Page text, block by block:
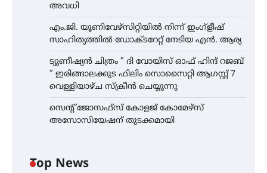
അവധി
എം.ജി. യൂണിവേഴ്‌സിറ്റിയിൽ നിന്ന് ഇംഗ്ളീഷ്
സാഹിത്യത്തിൽ ഡോക്ടറേറ്റ് നേടിയ എൻ. ആര്യ
ട്യുണീഷ്യൻ ചിത്രം ” ദി വോയിസ് ഓഫ് ഹിന്ദ് റജബ്
” ഇരിങ്ങാലക്കുട ഫിലിം സൊസൈറ്റി ആഗസ്റ്റ് 7
വെള്ളിയാഴ്ച സ്‌ക്രീൻ ചെയ്യുന്നു
സെന്റ് ജോസഫ്സ് കോളജ് കോമേഴ്‌സ്
അസോസിയേഷന് തുടക്കമായി
Top News